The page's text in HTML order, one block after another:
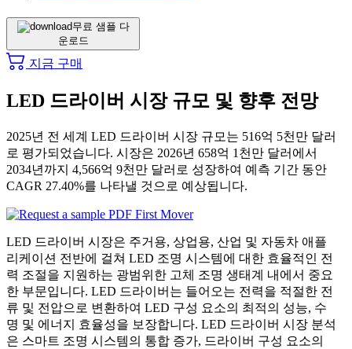
무료 샘플 다
운로드
지금 구매
LED 드라이버 시장 규모 및 향후 전망
2025년 전 세계 LED 드라이버 시장 규모는 516억 5천만 달러
로 평가되었습니다. 시장은 2026년 658억 1천만 달러에서
2034년까지 4,566억 9천만 달러로 성장하여 예측 기간 동안
CAGR 27.40%를 나타낼 것으로 예상됩니다.
LED 드라이버 시장은 주거용, 상업용, 산업 및 자동차 애플
리케이션 전반에 걸쳐 LED 조명 시스템에 대한 효율적인 전
력 조절을 지원하는 광범위한 고체 조명 생태계 내에서 중요
한 부문입니다. LED 드라이버는 들어오는 전력을 적절한 전
류 및 전압으로 변환하여 LED 구성 요소의 최적의 성능, 수
명 및 에너지 효율성을 보장합니다. LED 드라이버 시장 분석
은 스마트 조명 시스템의 통합 증가, 드라이버 구성 요소의